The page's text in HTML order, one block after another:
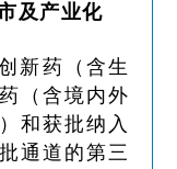
及产业化
新药（含生
（含境内外
和获批纳入
通道的第三